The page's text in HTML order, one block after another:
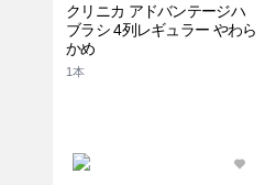
クリニカ アドバンテージハ
ブラシ 4列レギュラー やわら
かめ
1本